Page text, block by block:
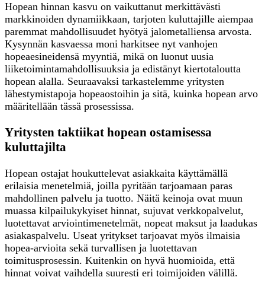
Hopean hinnan kasvu on vaikuttanut merkittävästi
markkinoiden dynamiikkaan, tarjoten kuluttajille aiempaa
paremmat mahdollisuudet hyötyä jalometalliensa arvosta.
Kysynnän kasvaessa moni harkitsee nyt vanhojen
hopeaesineidensä myyntiä, mikä on luonut uusia
liiketoimintamahdollisuuksia ja edistänyt kiertotaloutta
hopean alalla. Seuraavaksi tarkastelemme yritysten
lähestymistapoja hopeaostoihin ja sitä, kuinka hopean arvo
määritellään tässä prosessissa.
Yritysten taktiikat hopean ostamisessa
kuluttajilta
Hopean ostajat houkuttelevat asiakkaita käyttämällä
erilaisia menetelmiä, joilla pyritään tarjoamaan paras
mahdollinen palvelu ja tuotto. Näitä keinoja ovat muun
muassa kilpailukykyiset hinnat, sujuvat verkkopalvelut,
luotettavat arviointimenetelmät, nopeat maksut ja laadukas
asiakaspalvelu. Useat yritykset tarjoavat myös ilmaisia
hopea-arvioita sekä turvallisen ja luotettavan
toimitusprosessin. Kuitenkin on hyvä huomioida, että
hinnat voivat vaihdella suuresti eri toimijoiden välillä.